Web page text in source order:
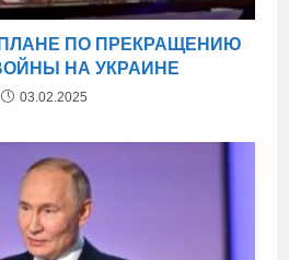
ПО ПРЕКРАЩЕНИЮ
НА УКРАИНЕ
03.02.2025